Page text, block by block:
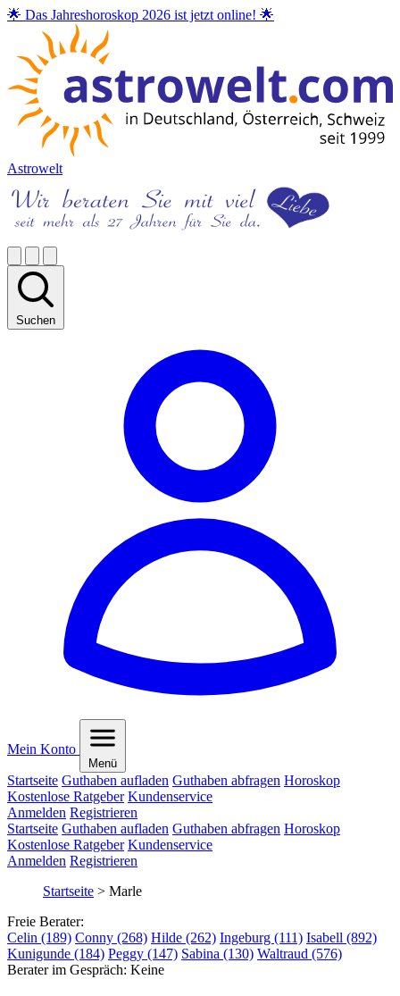
🌟 Das Jahreshoroskop 2026 ist jetzt online! 🌟
Astrowelt
Suchen
Mein Konto
Menü
Startseite Guthaben aufladen Guthaben abfragen Horoskop
Kostenlose Ratgeber Kundenservice
Anmelden Registrieren
Startseite Guthaben aufladen Guthaben abfragen Horoskop
Kostenlose Ratgeber Kundenservice
Anmelden Registrieren
Startseite > Marle
Freie Berater:
Celin (189) Conny (268) Hilde (262) Ingeburg (111) Isabell (892)
Kunigunde (184) Peggy (147) Sabina (130) Waltraud (576)
Berater im Gespräch: Keine